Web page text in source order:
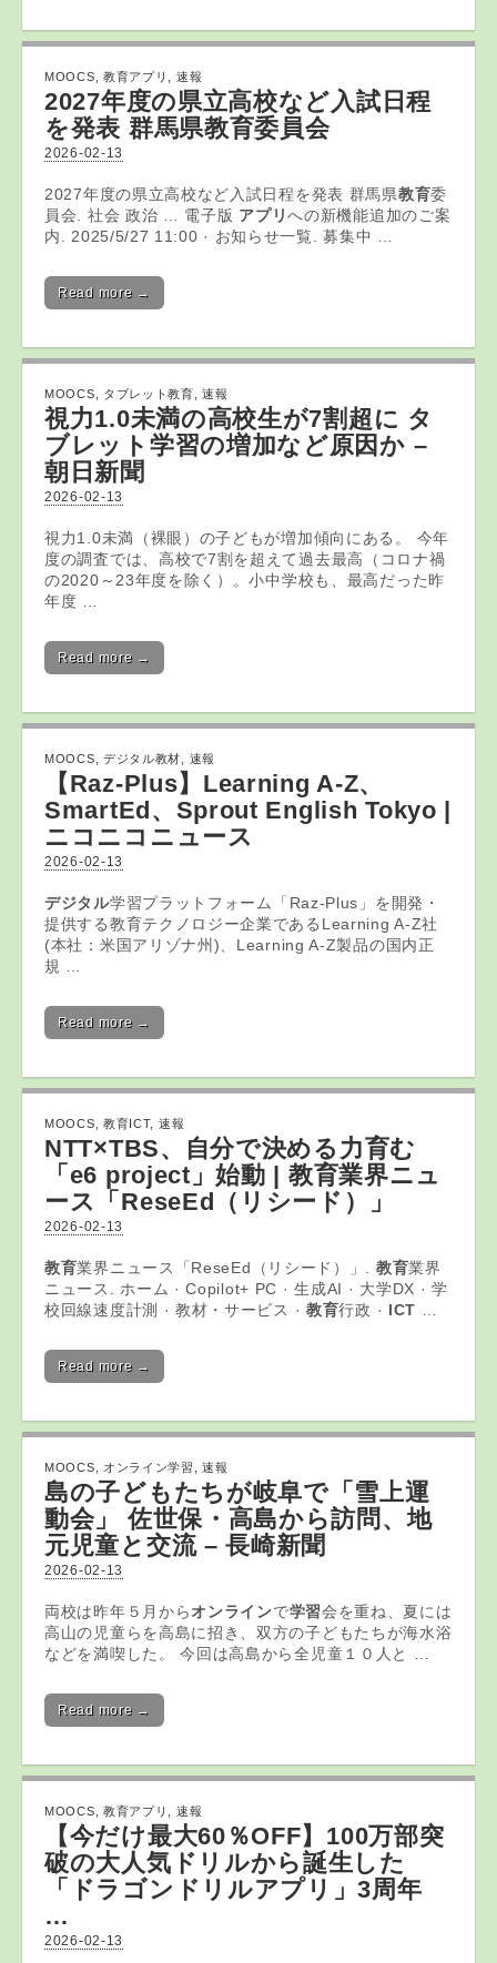
MOOCS 教育アプリ 速報
2027年度の県立高校など入試日程
を発表 群馬県教育委員会
2026-02-13
2027年度の県立高校など入試日程を発表 群馬県教育委
員会. 社会 政治 … 電子版 アプリへの新機能追加のご案
内. 2025/5/27 11:00 · お知らせ一覧. 募集中 …
Read more →
MOOCS タブレット教育 ,速報
視力1.0未満の高校生が7割超に タ
ブレット 学習の増加など原因か –
朝日新聞
2026-02-13
視力1.0未満（裸眼）の子どもが増加傾向にある。 今年
度の調査では、高校で7割を超えて過去最高（コロナ禍
の2020～23年度を除く）。小中学校も、最高だった昨
年度 …
Read more →
MOOCS デジタル教材 速報
【Raz-Plus】Learning A-Z、
SmartEd、Sprout English Tokyo |
ニコニコニュース
2026-02-13
デジタル学習プラットフォーム「Raz-Plus」を開発・
提供する教育テクノロジー企業であるLearning A-Z社
(本社：米国アリゾナ州)、Learning A-Z製品の国内正
規 …
Read more →
MOOCS 教育ICT, 速報
NTT×TBS、自分で決める力育む
「e6 project」始動 | 教育業界ニュ
ース「ReseEd（リシード）」
2026-02-13
教育業界ニュース「ReseEd（リシード）」. 教育業界
ニュース. ホーム · Copilot+ PC · 生成AI · 大学DX · 学
校回線速度計測 · 教材・サービス · 教育行政 · ICT
Read more →
MOOCS オンライン学習 ,速報
島の子どもたちが岐阜で「雪上運
動会」 佐世保・高島から訪問、地
元児童と交流 – 長崎新聞
2026-02-13
両校は昨年５月からオンラインで学習会を重ね、夏には
高山の児童らを高島に招き、双方の子どもたちが海水浴
などを満喫した。 今回は高島から全児童１０人と …
Read more →
MOOCS 教育アプリ 速報
【今だけ最大60％OFF】100万部突
破の大人気ドリルから誕生した
「ドラゴンドリルアプリ 」3周年
…
2026-02-13